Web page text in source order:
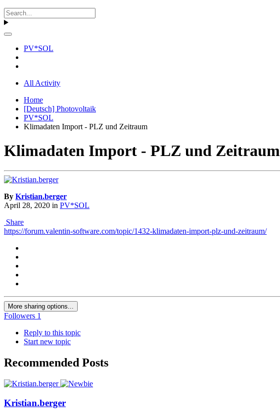
PV*SOL
All Activity
Home
[Deutsch] Photovoltaik
PV*SOL
Klimadaten Import - PLZ und Zeitraum
Klimadaten Import - PLZ und Zeitraum
By Kristian.berger
April 28, 2020 in PV*SOL
Share
https://forum.valentin-software.com/topic/1432-klimadaten-import-plz-und-zeitraum/
More sharing options...
Followers 1
Reply to this topic
Start new topic
Recommended Posts
Kristian.berger